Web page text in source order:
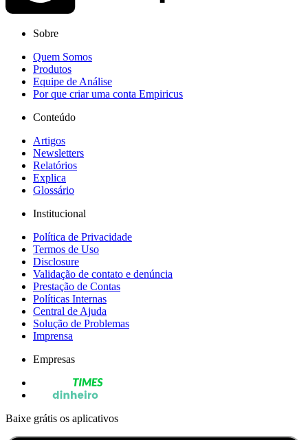
Sobre
Quem Somos
Produtos
Equipe de Análise
Por que criar uma conta Empiricus
Conteúdo
Artigos
Newsletters
Relatórios
Explica
Glossário
Institucional
Política de Privacidade
Termos de Uso
Disclosure
Validação de contato e denúncia
Prestação de Contas
Políticas Internas
Central de Ajuda
Solução de Problemas
Imprensa
Empresas
Baixe grátis os aplicativos